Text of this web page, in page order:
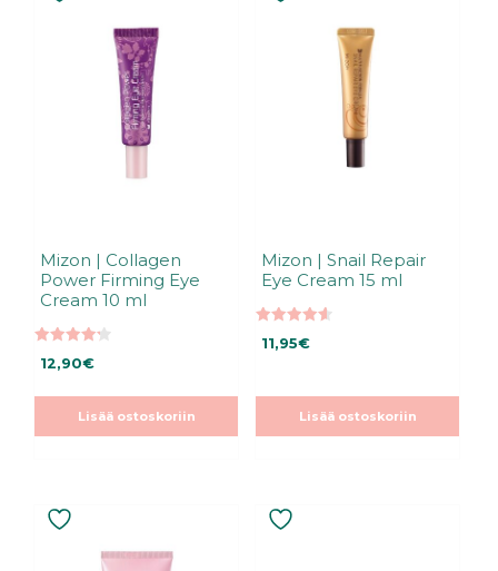
Mizon | Collagen
Power Firming Eye
Cream 10 ml
5:stä
12,90€
Lisää ostoskoriin
Mizon | Snail Repair
Eye Cream 15 ml
5:stä
11,95€
Lisää ostoskoriin